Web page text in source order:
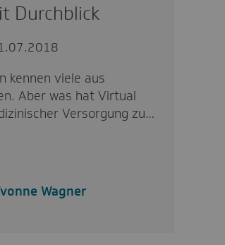
Durchblick
kennen viele aus
Aber was hat Virtual
Versorgung zu…
Wagner